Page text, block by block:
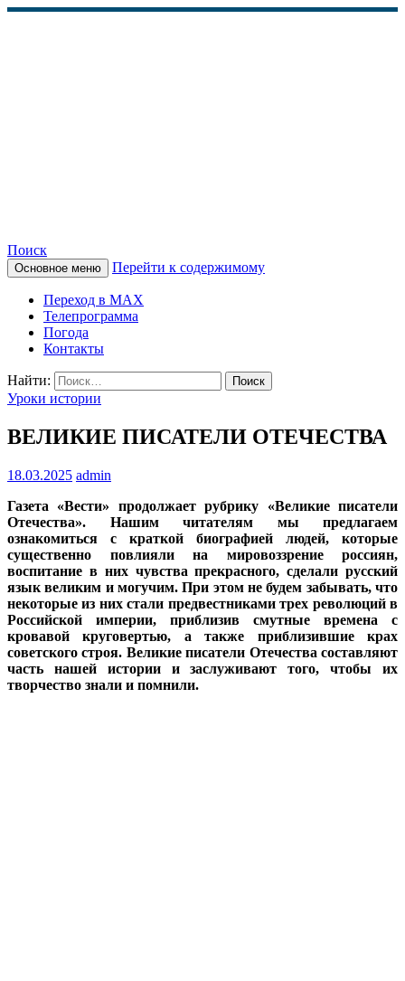
КАМЧАТСКОЕ
ИНФОРМАЦИОННОЕ
АГЕНТСТВО (КИА
«ВЕСТИ»)
Поиск
Основное меню Перейти к содержимому
Переход в MAX
Телепрограмма
Погода
Контакты
Найти:
Уроки истории
ВЕЛИКИЕ ПИСАТЕЛИ ОТЕЧЕСТВА
18.03.2025 admin
Газета «Вести» продолжает рубрику «Великие писатели
Отечества». Нашим читателям мы предлагаем
ознакомиться с краткой биографией людей, которые
существенно повлияли на мировоззрение россиян,
воспитание в них чувства прекрасного, сделали русский
язык великим и могучим. При этом не будем забывать, что
некоторые из них стали предвестниками трех революций в
Российской империи, приблизив смутные времена с
кровавой круговертью, а также приблизившие крах
советского строя. Великие писатели Отечества составляют
часть нашей истории и заслуживают того, чтобы их
творчество знали и помнили.